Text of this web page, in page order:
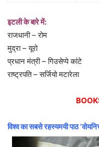
इटली के बारे में:
राजधानी – रोम
मुद्रा – यूरो
प्रधान मंत्री – गिउसेप्पे कांटे
राष्ट्रपति – सर्जियो मटारेला
विश्व का सबसे रहस्यमयी पाठ